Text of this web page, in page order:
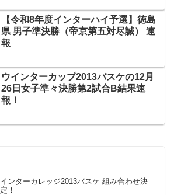
【令和8年度インターハイ予選】徳島
県 男子準決勝（帝京第五対尽誠） 速
報
ウインターカップ2013バスケの12月
26日女子準々決勝第2試合B結果速
報！
インターカレッジ2013バスケ 組み合わせ決
定！